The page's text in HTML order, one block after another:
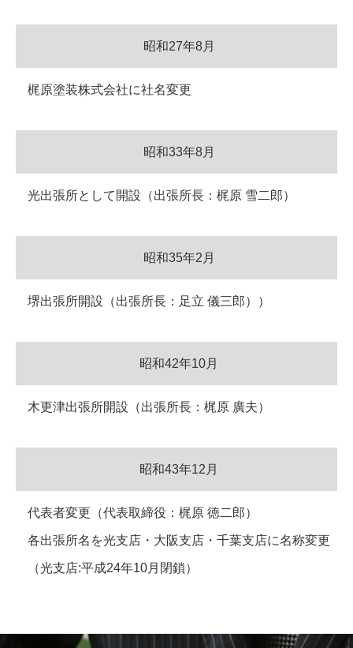
昭和27年8月
梶原塗装株式会社に社名変更
昭和33年8月
光出張所として開設（出張所長：梶原 雪二郎）
昭和35年2月
堺出張所開設（出張所長：足立 儀三郎））
昭和42年10月
木更津出張所開設（出張所長：梶原 廣夫）
昭和43年12月
代表者変更（代表取締役：梶原 徳二郎）
各出張所名を光支店・大阪支店・千葉支店に名称変更
（光支店:平成24年10月閉鎖）